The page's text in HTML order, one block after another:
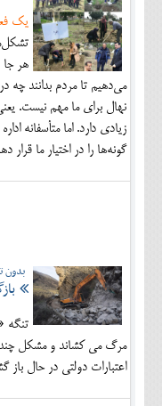
یک
هر جا
می‌دهیم تا مردم بدانند چه
نهال برای ما مهم نیست.
زیادی دارد. اما متأسفانه
گونه‌ها را در اختیار ما قرار
بدون
تنگه
مرگ می کشاند و مشکل
اعتبارات دولتی در حال باز